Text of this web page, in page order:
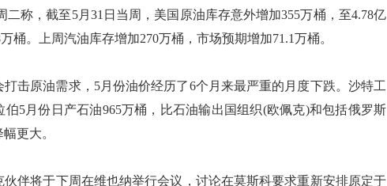
称，截至5月31日当周，美国原油库存意外增加355万桶，至4.78亿
桶。上周汽油库存增加270万桶，市场预期增加71.1万桶。
原油需求，5月份油价经历了6个月来最严重的月度下跌。沙特工
伯5月份日产石油965万桶，比石油输出国组织(欧佩克)和包括俄罗斯
更大。
将于下周在维也纳举行会议，讨论在莫斯科要求重新安排原定于